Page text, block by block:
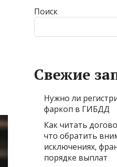
Поиск
Свежие
Нужно ли
фаркоп в ГИБДД
Как читать
что обратить
исключениях,
порядке выплат